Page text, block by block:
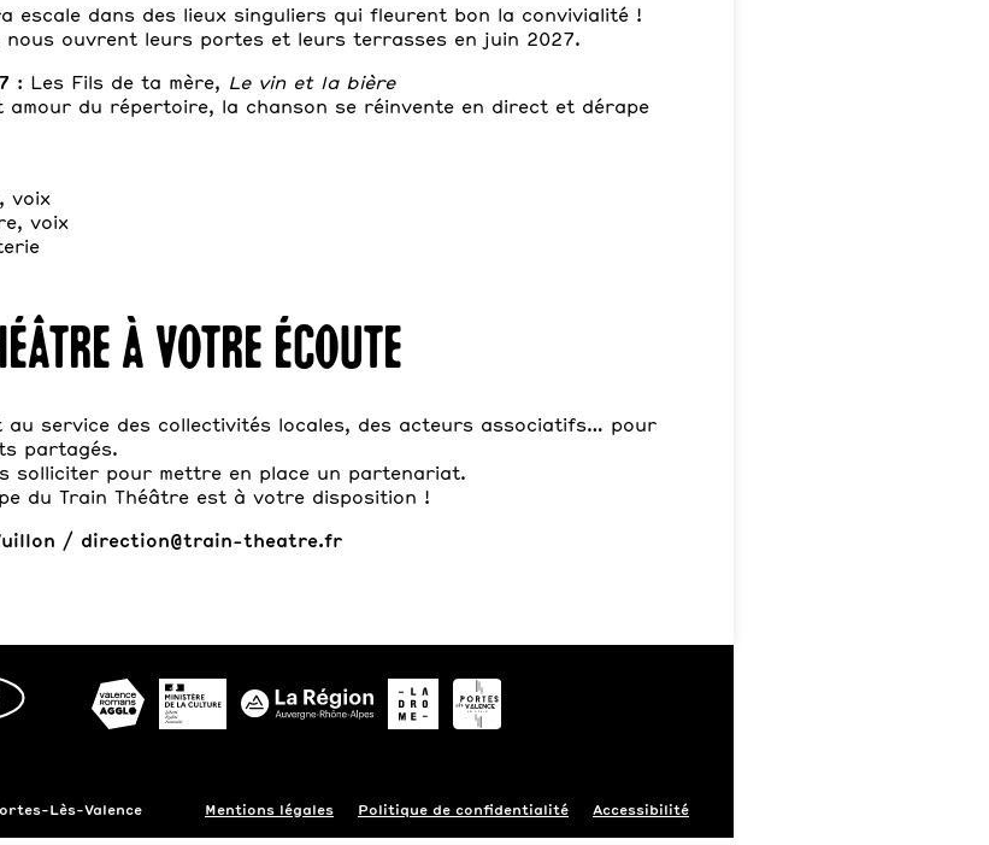
escale dans des lieux singuliers qui fleurent bon la convivialité !
nous ouvrent leurs portes et leurs terrasses en juin 2027.
: Les Fils de ta mère,
Le vin et la bière
amour du répertoire, la chanson se réinvente en direct et dérape
voix
voix
à votre écoute
au service des collectivités locales, des acteurs associatifs… pour
partagés.
solliciter pour mettre en place un partenariat.
du Train Théâtre est à votre disposition !
/ direction@train-theatre.fr
Lès-Valence Mentions légales Politique de confidentialité Accessibilité